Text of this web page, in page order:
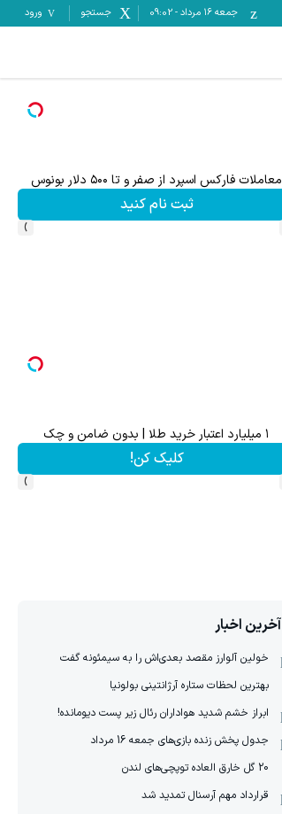
جمعه ۱۶ مرداد -
09:02 جستجو ورود
معاملات فارکس اسپرد از صفر و تا ۵۰۰ دلار بونوس
ثبت نام کنید
›
۱ میلیارد اعتبار خرید طلا | بدون ضامن و چک
کلیک کن!
›
آخرین اخبار
خولین آلوارز مقصد بعدی‌اش را به سیمئونه گفت
بهترین لحظات ستاره آرژانتینی بولونیا
ابراز خشم شدید هواداران رئال زیر پست دیومانده!
جدول پخش زنده بازی‌های جمعه 16 مرداد
20 گل خارق العاده توپچی‌های لندن
قرارداد مهم آرسنال تمدید شد